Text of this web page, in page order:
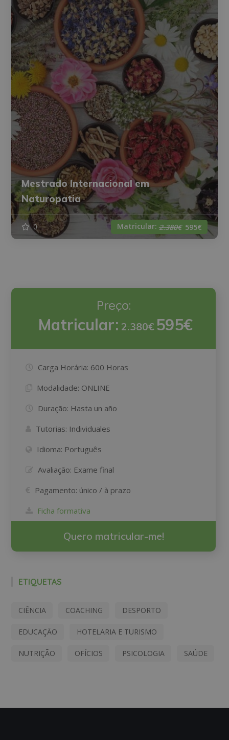
Mestrado Internacional em
Naturopatia
0 Matricular: 2.380€ 595€
Preço:
Matricular:2.380€ 595€
Carga Horária: 600 Horas
Modalidade: ONLINE
Duração: Hasta un año
Tutorias: Individuales
Idioma: Português
Avaliação: Exame final
Pagamento: único / à prazo
Ficha formativa
Quero matricular-me!
ETIQUETAS
CIÊNCIA COACHING DESPORTO
EDUCAÇÃO HOTELARIA E TURISMO
NUTRIÇÃO OFÍCIOS PSICOLOGIA SAÚDE